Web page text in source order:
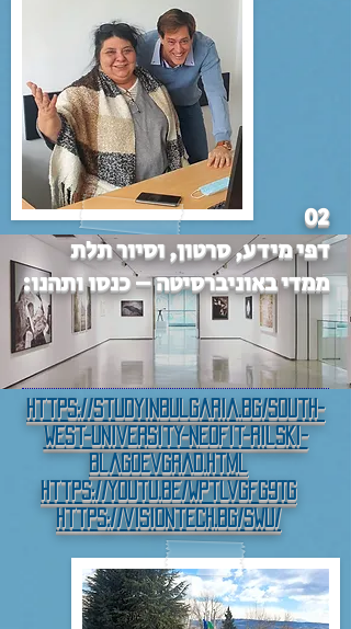
02
דפי מידע, סרטון, וסיור תלת
ממדי באוניברסיטה – כנסו ותהנו:
https://studyinbulgaria.bg/south-
west-university-neofit-rilski-
blagoevgrad.html
https://youtu.be/WptlvGfg9Tg
https://visiontech.bg/swu/